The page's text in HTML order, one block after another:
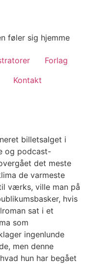
føler sig hjemme
Forlag
Kontakt
billetsalget i
og podcast-
det meste
de varmeste
værks, ville man på
hvis
sat i et
som
ingenlunde
men denne
hun har begået